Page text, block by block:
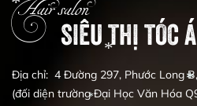
*
Hair salon
SIÊU THỊ TÓC
Địa chỉ: 4 Đường 297, Phước Long
(đối diện trường Đại Học Văn Hóa